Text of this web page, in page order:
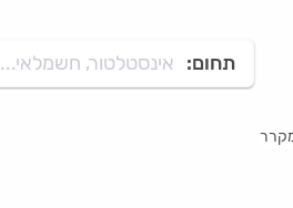
תחום: אינסטלטור, חשמלאי...